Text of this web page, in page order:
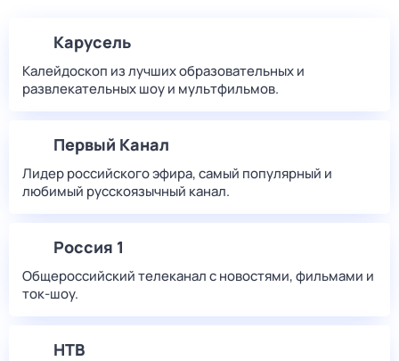
Карусель
Калейдоскоп из лучших образовательных и
развлекательных шоу и мультфильмов.
Первый Канал
Лидер российского эфира, самый популярный и
любимый русскоязычный канал.
Россия 1
Общероссийский телеканал с новостями, фильмами и
ток-шоу.
НТВ